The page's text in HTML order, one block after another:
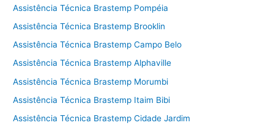
Assistência Técnica Brastemp Pompéia
Assistência Técnica Brastemp Brooklin
Assistência Técnica Brastemp Campo Belo
Assistência Técnica Brastemp Alphaville
Assistência Técnica Brastemp Morumbi
Assistência Técnica Brastemp Itaim Bibi
Assistência Técnica Brastemp Cidade Jardim